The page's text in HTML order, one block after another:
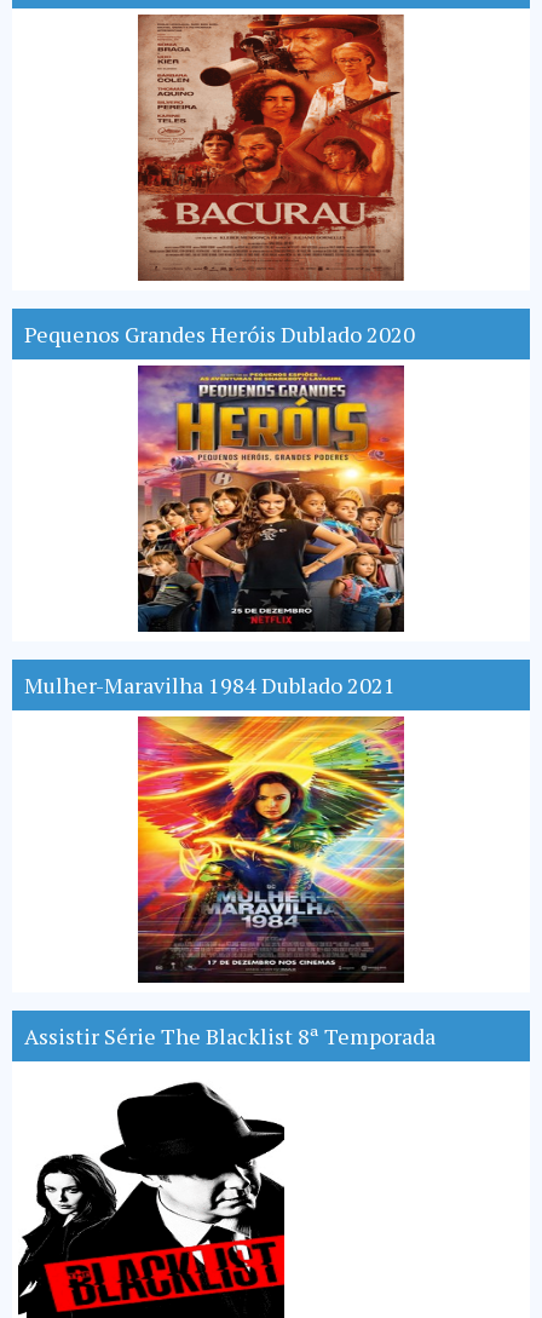
Pequenos Grandes Heróis Dublado 2020
Mulher-Maravilha 1984 Dublado 2021
Assistir Série The Blacklist 8ª Temporada